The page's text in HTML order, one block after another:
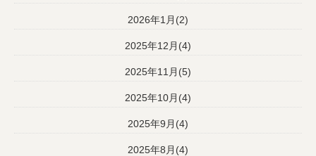
2026年1月(2)
2025年12月(4)
2025年11月(5)
2025年10月(4)
2025年9月(4)
2025年8月(4)